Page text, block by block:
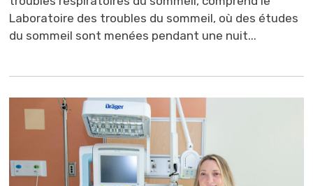
Laboratoire des troubles du sommeil, où des études
du sommeil sont menées pendant une nuit...